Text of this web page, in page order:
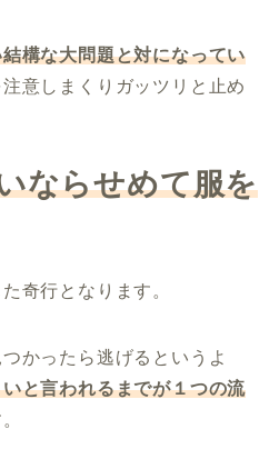
構な大問題と対になってい
意しまくりガッツリと止め
ならせめて服を
奇行となります。
かったら逃げるというよ
と言われるまでが１つの流